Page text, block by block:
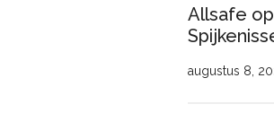
Allsafe
augustus 8,